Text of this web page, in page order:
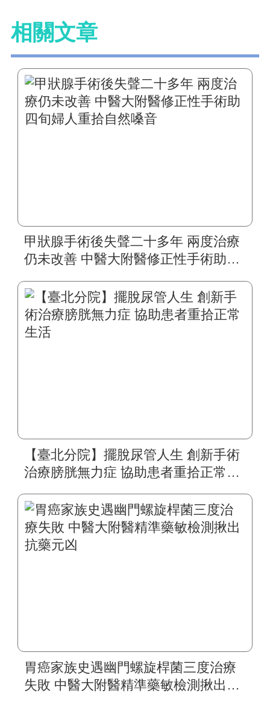
相關文章
甲狀腺手術後失聲二十多年 兩度治療
仍未改善 中醫大附醫修正性手術助四
【臺北分院】擺脫尿管人生 創新手術
治療膀胱無力症 協助患者重拾正常生
胃癌家族史遇幽門螺旋桿菌三度治療
失敗 中醫大附醫精準藥敏檢測揪出抗